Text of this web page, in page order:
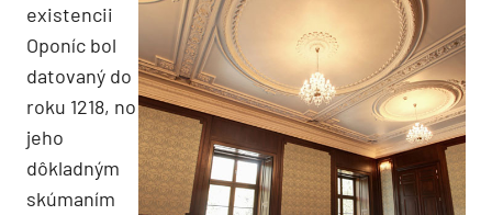
existencii
Oponíc bol
datovaný do
roku 1218, no
jeho
dôkladným
skúmaním